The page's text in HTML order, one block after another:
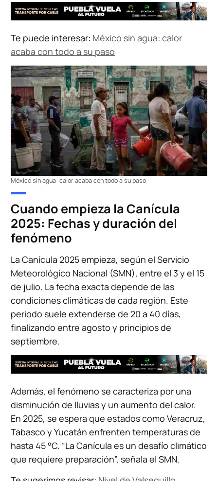
Te puede interesar: México sin agua: calor
acaba con todo a su paso
México sin agua: calor acaba con todo a su paso
Cuando empieza la Canícula
2025: Fechas y duración del
fenómeno
La Canícula 2025 empieza, según el Servicio
Meteorológico Nacional (SMN), entre el 3 y el 15
de julio. La fecha exacta depende de las
condiciones climáticas de cada región. Este
periodo suele extenderse de 20 a 40 días,
finalizando entre agosto y principios de
septiembre.
Además, el fenómeno se caracteriza por una
disminución de lluvias y un aumento del calor.
En 2025, se espera que estados como Veracruz,
Tabasco y Yucatán enfrenten temperaturas de
hasta 45 °C. “La Canícula es un desafío climático
que requiere preparación”, señala el SMN.